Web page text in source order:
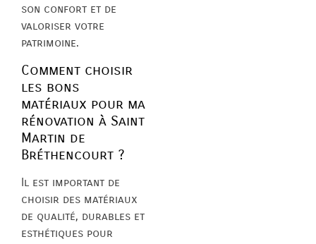
son confort et de
valoriser votre
patrimoine.
Comment choisir
les bons
matériaux pour ma
rénovation à Saint
Martin de
Bréthencourt ?
Il est important de
choisir des matériaux
de qualité, durables et
esthétiques pour